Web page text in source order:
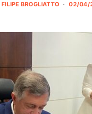
FILIPE BROGLIATTO 02/04/